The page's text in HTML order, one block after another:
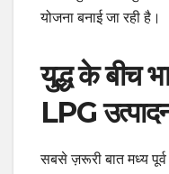
योजना बनाई जा रही है।
युद्ध के बीच
LPG
सबसे ज़रूरी बात मध्य